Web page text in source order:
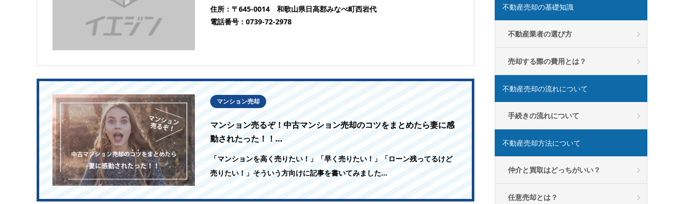
住所：〒645-0014 和歌山県日高郡みなべ町西岩代
電話番号：0739-72-2978
マンション売却
マンション売るぞ！中古マンション売却のコツをまとめたら妻に感
動されたった！！…
「マンションを高く売りたい！」「早く売りたい！」「ローン残ってるけど
売りたい！」そういう方向けに記事を書いてみました…
不動産売却の基礎知識
不動産業者の選び方
売却する際の費用とは？
不動産売却の流れについて
手続きの流れについて
不動産売却方法について
仲介と買取はどっちがいい？
任意売却とは？